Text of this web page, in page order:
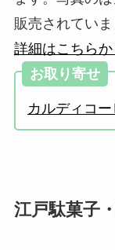
販売されていま
詳細はこちらか
お取り寄せ
カルディコ
江戸駄菓子